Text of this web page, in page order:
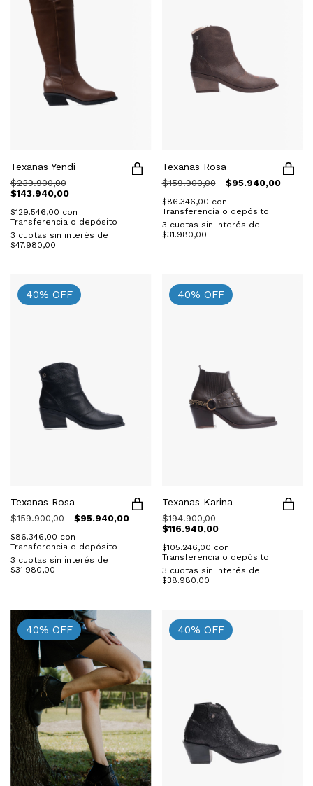
Texanas Yendi
$239.900,00
$143.940,00
$129.546,00 con
Transferencia o depósito
3 cuotas sin interés de
$47.980,00
Texanas Rosa
$159.900,00 $95.940,00
$86.346,00 con
Transferencia o depósito
3 cuotas sin interés de
$31.980,00
40% OFF
Texanas Rosa
$159.900,00 $95.940,00
$86.346,00 con
Transferencia o depósito
3 cuotas sin interés de
$31.980,00
40% OFF
Texanas Karina
$194.900,00
$116.940,00
$105.246,00 con
Transferencia o depósito
3 cuotas sin interés de
$38.980,00
40% OFF 40% OFF